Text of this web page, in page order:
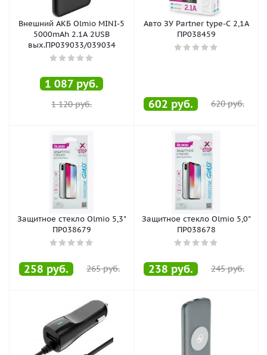
Внешний АКБ Olmio MINI-5
5000mAh 2.1A 2USB
вых.ПР039033/039034
1 087 руб.
1 120руб.
Авто ЗУ Partner type-С 2,1А
ПР038459
602 руб. 620руб.
Защитное стекло Olmio 5,3"
ПР038679
258 руб. 265руб.
Защитное стекло Olmio 5,0"
ПР038678
238 руб. 245руб.